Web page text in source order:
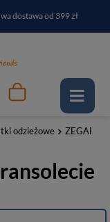
dostawa od 399 zł
i odbierz RABAT
odzieżowe ZEGARKI